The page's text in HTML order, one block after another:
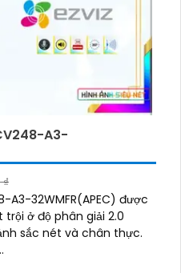
A3-
A3-32WMFR(APEC) được
ở độ phân giải 2.0
sắc nét và chân thực.